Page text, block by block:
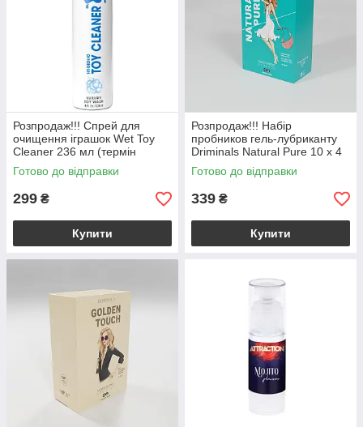
Розпродаж!!! Спрей для
очищення іграшок Wet Toy
Cleaner 236 мл (термін
21.12.26)
Готово до відправки
299 ₴
Купити
Розпродаж!!! Набір
пробников гель-лубриканту
Driminals Natural Pure 10 x 4
мл (термін 04.2027)
Готово до відправки
339 ₴
Купити